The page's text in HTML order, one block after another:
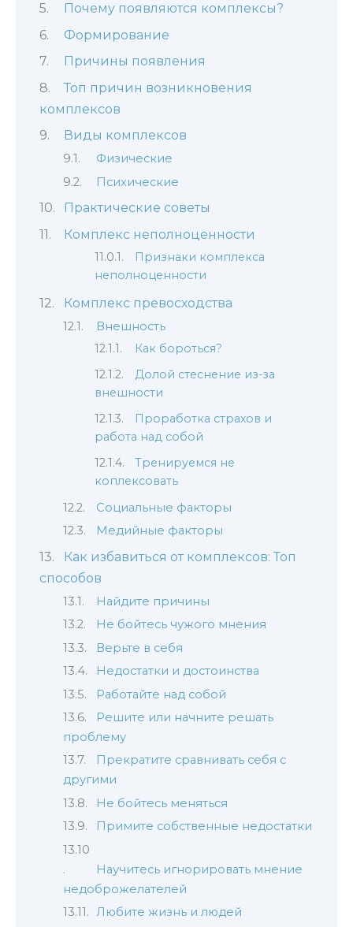
Почему появляются комплексы?
Формирование
Причины появления
Топ причин возникновения
комплексов
Виды комплексов
Физические
Психические
Практические советы
Комплекс неполноценности
Признаки комплекса
неполноценности
Комплекс превосходства
Внешность
Как бороться?
Долой стеснение из-за
внешности
Проработка страхов и
работа над собой
Тренируемся не
коплексовать
Социальные факторы
Медийные факторы
Как избавиться от комплексов: Топ
способов
Найдите причины
Не бойтесь чужого мнения
Верьте в себя
Недостатки и достоинства
Работайте над собой
Решите или начните решать
проблему
Прекратите сравнивать себя с
другими
Не бойтесь меняться
Примите собственные недостатки
Научитесь игнорировать мнение
недоброжелателей
Любите жизнь и людей